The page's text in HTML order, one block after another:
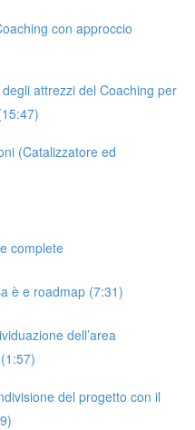
con approccio
attrezzi del Coaching per
(Catalizzatore ed
complete
è e roadmap (7:31)
dell’area
del progetto con il